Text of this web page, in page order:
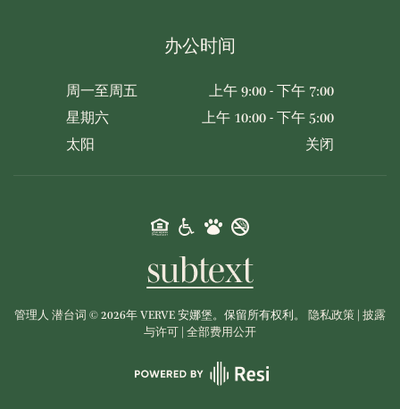
办公时间
周一至周五
上午 9:00 - 下午 7:00
星期六
上午 10:00 - 下午 5:00
太阳
关闭
管理人 潜台词 © 2026年 VERVE 安娜堡。保留所有权利。 隐私政策 披露
与许可 全部费用公开